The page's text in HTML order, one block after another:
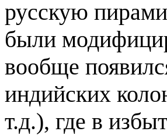
русскую
были
вообще
индийских
т.д.), где в